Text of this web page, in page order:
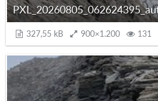
327,55 kB 900×1.200 131